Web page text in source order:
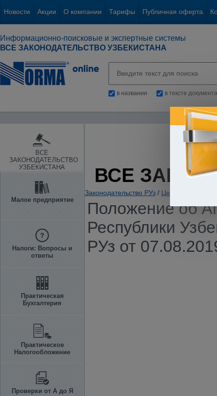
Новости Акции О компании Тарифы Публичная оферта
Информационно-поисковые и экспертные системы
ВСЕ ЗАКОНОДАТЕЛЬСТВО УЗБЕКИСТАНА
в названии в тексте документа
ВСЕ
ЗАКОНОДАТЕЛЬСТВО
УЗБЕКИСТАНА
Малое предприятие
Налоги: Вопросы и
ответы
Практическая
Бухгалтерия
Практическое
Налогообложение
Проверки от А до Я
ВСЕ
Законодательство РУз / Ценные бумаги.
Положение об
Республики
РУз от